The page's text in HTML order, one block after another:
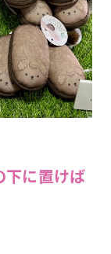
下に置けば